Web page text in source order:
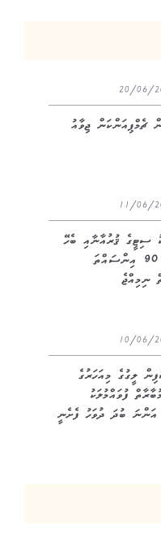
ޗެމްޕިއަންކަން ޖިވާއު
ސިޓީގެ ޤުރުއާނާއި ބެހޭ
މަރުކަޒުގެ 90 އިންސައްތަ
ނިމިއްޖެ
ލީގުގެ މިއަހަރުގެ
ފުވައްމުލަކު
ބުދަ ދުވަހު ފެށެނީ